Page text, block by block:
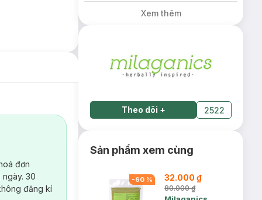
đơn
30
đăng kí
Xem thêm
Theo dõi + 2522
Sản phẩm xem cùng
-60 % 32.000 ₫
80.000 ₫